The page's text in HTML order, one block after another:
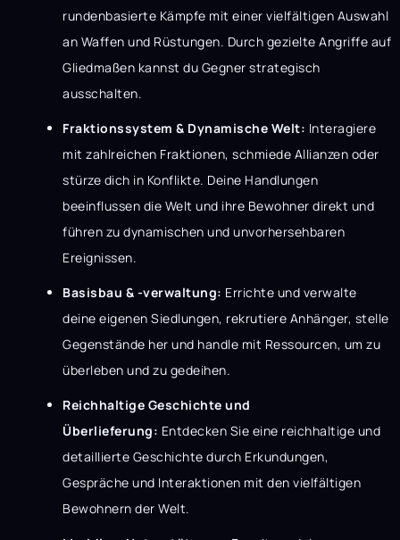
rundenbasierte Kämpfe mit einer vielfältigen Auswahl
an Waffen und Rüstungen. Durch gezielte Angriffe auf
Gliedmaßen kannst du Gegner strategisch
ausschalten.
Fraktionssystem & Dynamische Welt: Interagiere
mit zahlreichen Fraktionen, schmiede Allianzen oder
stürze dich in Konflikte. Deine Handlungen
beeinflussen die Welt und ihre Bewohner direkt und
führen zu dynamischen und unvorhersehbaren
Ereignissen.
Basisbau & -verwaltung: Errichte und verwalte
deine eigenen Siedlungen, rekrutiere Anhänger, stelle
Gegenstände her und handle mit Ressourcen, um zu
überleben und zu gedeihen.
Reichhaltige Geschichte und
Überlieferung: Entdecken Sie eine reichhaltige und
detaillierte Geschichte durch Erkundungen,
Gespräche und Interaktionen mit den vielfältigen
Bewohnern der Welt.